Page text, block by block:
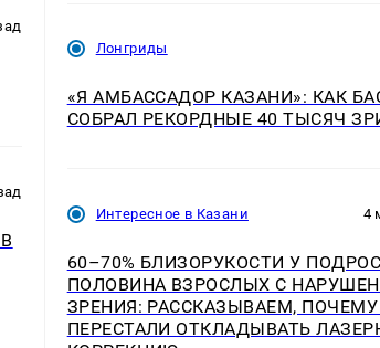
Лонгриды
«Я АМБАССАДОР КАЗАНИ»: КАК
СОБРАЛ РЕКОРДНЫЕ 40 ТЫСЯЧ
Интересное в Казани 4
60–70% БЛИЗОРУКОСТИ У
ПОЛОВИНА ВЗРОСЛЫХ С
ЗРЕНИЯ: РАССКАЗЫВАЕМ,
ПЕРЕСТАЛИ ОТКЛАДЫВАТЬ